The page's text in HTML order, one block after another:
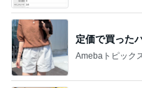
定価で買った
Amebaトピック